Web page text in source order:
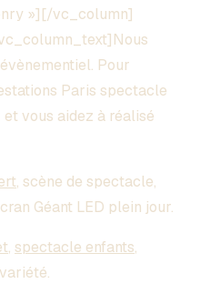
»][/vc_column]
Pour
Paris spectacle
vous aidez à réalisé
, scène de spectacle,
Géant LED plein jour.
, spectacle enfants,